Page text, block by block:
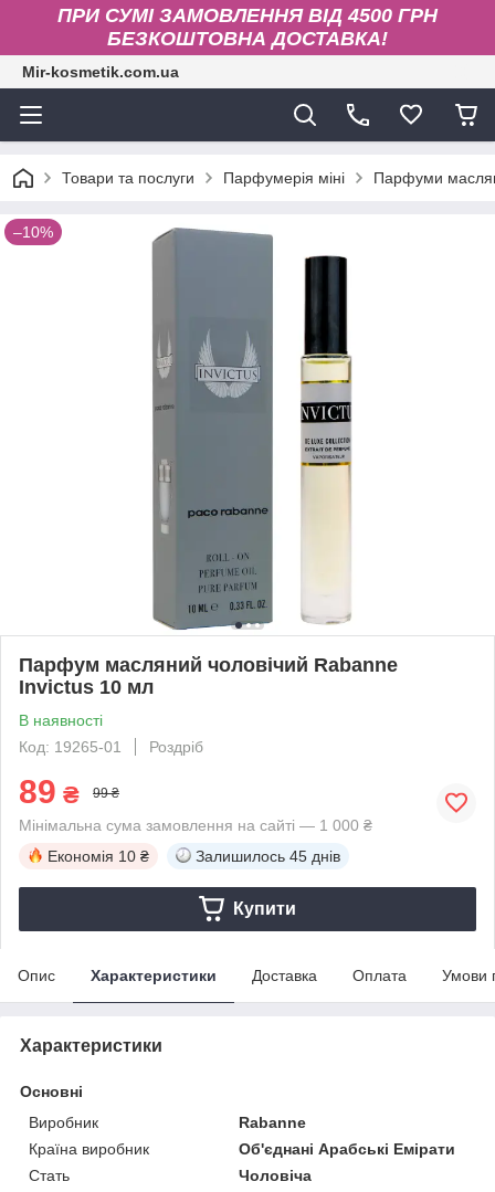
ПРИ СУМІ ЗАМОВЛЕННЯ ВІД 4500 ГРН
БЕЗКОШТОВНА ДОСТАВКА!
Mir-kosmetik.com.ua
Товари та послуги Парфумерія міні Парфуми
–10%
Парфум масляний чоловічий Rabanne
Invictus 10 мл
В наявності
Код: 19265-01
Роздріб
89 ₴ 99 ₴
Мінімальна сума замовлення на сайті — 1 000 ₴
Економія 10 ₴ Залишилось 45 днів
Купити
Опис Характеристики Доставка Оплата Умови
Характеристики
Основні
Виробник
Rabanne
Країна виробник
Об'єднані Арабські Емірати
Стать
Чоловіча